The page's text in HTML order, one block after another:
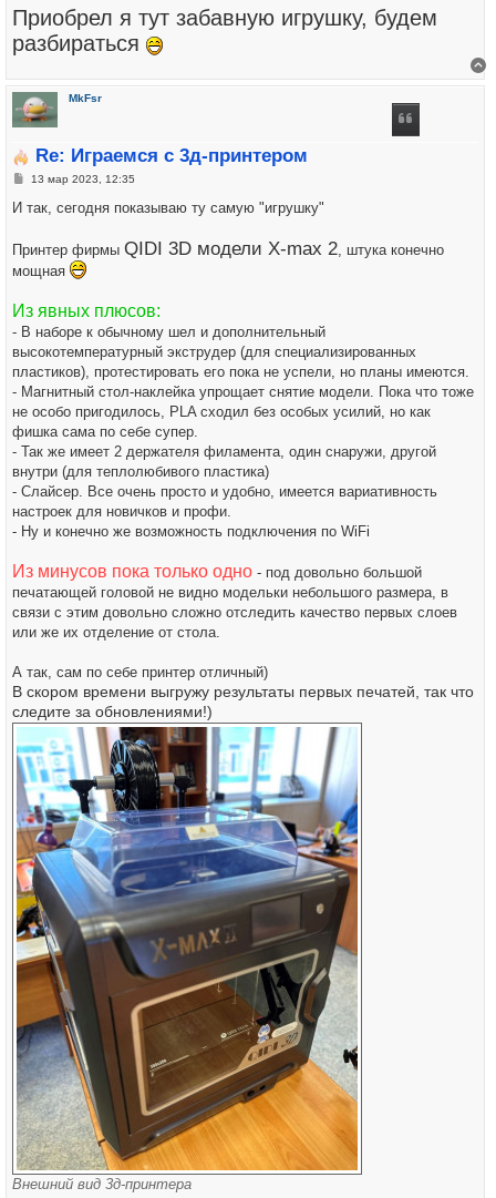
Приобрел я тут забавную игрушку, будем
разбираться
MkFsr
Re: Играемся с 3д-принтером
Сообщение
13 мар 2023, 12:35
И так, сегодня показываю ту самую "игрушку"
Принтер фирмы QIDI 3D модели X-max 2, штука конечно
мощная
Из явных плюсов:
- В наборе к обычному шел и дополнительный
высокотемпературный экструдер (для специализированных
пластиков), протестировать его пока не успели, но планы имеются.
- Магнитный стол-наклейка упрощает снятие модели. Пока что тоже
не особо пригодилось, PLA сходил без особых усилий, но как
фишка сама по себе супер.
- Так же имеет 2 держателя филамента, один снаружи, другой
внутри (для теплолюбивого пластика)
- Слайсер. Все очень просто и удобно, имеется вариативность
настроек для новичков и профи.
- Ну и конечно же возможность подключения по WiFi
Из минусов пока только одно - под довольно большой
печатающей головой не видно модельки небольшого размера, в
связи с этим довольно сложно отследить качество первых слоев
или же их отделение от стола.
А так, сам по себе принтер отличный)
В скором времени выгружу результаты первых печатей, так что
следите за обновлениями!)
Внешний вид 3д-принтера